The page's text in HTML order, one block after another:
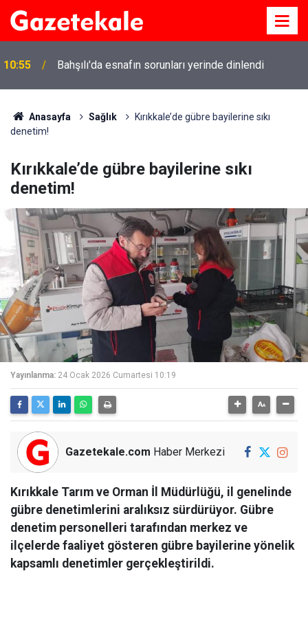
10:55 Bahşılı'da esnafın sorunları yerinde dinlendi
Anasayfa Sağlık
Kırıkkale’de gübre bayilerine sıkı
denetim!
Kırıkkale’de gübre bayilerine sıkı
denetim!
Yayınlanma: 24 Ocak 2026 Cumartesi 10:19
Gazetekale.com Haber Merkezi
Kırıkkale Tarım ve Orman İl Müdürlüğü, il genelinde
gübre denetimlerini aralıksız sürdürüyor. Gübre
denetim personelleri tarafından merkez ve
ilçelerde faaliyet gösteren gübre bayilerine yönelik
kapsamlı denetimler gerçekleştirildi.